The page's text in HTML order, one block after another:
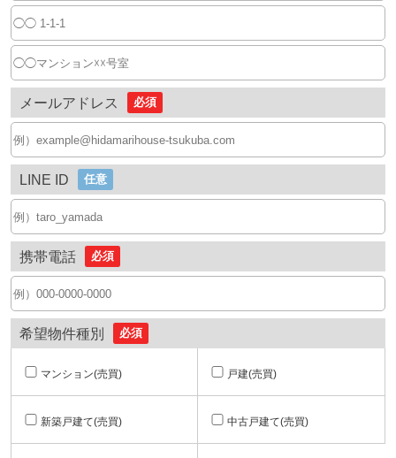
メールアドレス 必須
LINE ID 任意
携帯電話 必須
希望物件種別 必須
マンション(売買) 戸建(売買)
新築戸建て(売買) 中古戸建て(売買)